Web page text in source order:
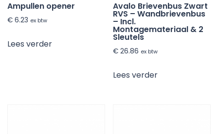
Ampullen opener
€ 6.23 ex btw
Lees verder
Avalo Brievenbus Zwart
RVS – Wandbrievenbus
– Incl.
Montagemateriaal & 2
Sleutels
€ 26.86 ex btw
Lees verder